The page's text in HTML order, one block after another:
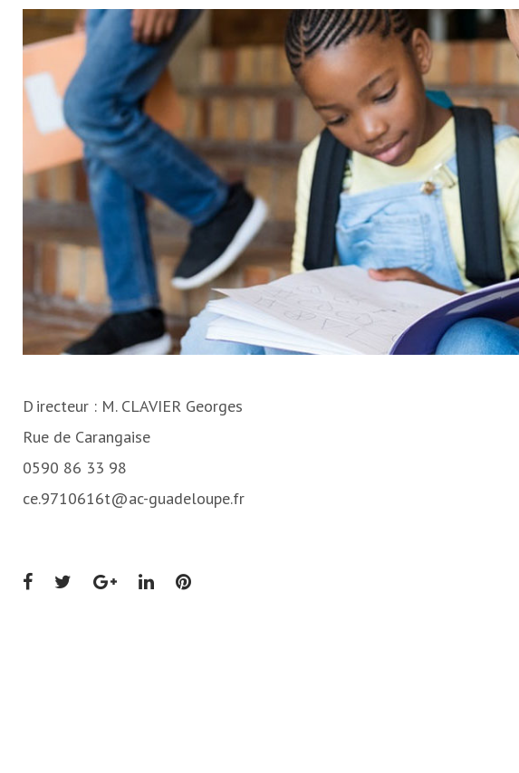
Directeur : M. CLAVIER Georges
Rue de Carangaise
0590 86 33 98
ce.9710616t@ac-guadeloupe.fr
Facebook
TwitterGoogle+LinkedInPinterest